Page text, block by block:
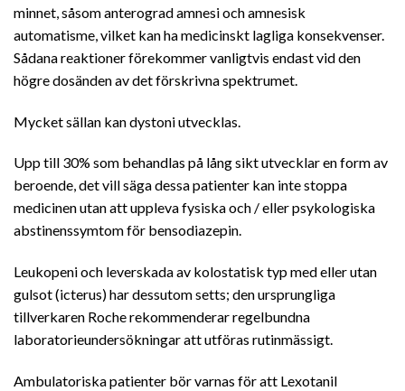
minnet, såsom anterograd amnesi och amnesisk
automatisme, vilket kan ha medicinskt lagliga konsekvenser.
Sådana reaktioner förekommer vanligtvis endast vid den
högre dosänden av det förskrivna spektrumet.
Mycket sällan kan dystoni utvecklas.
Upp till 30% som behandlas på lång sikt utvecklar en form av
beroende, det vill säga dessa patienter kan inte stoppa
medicinen utan att uppleva fysiska och / eller psykologiska
abstinenssymtom för bensodiazepin.
Leukopeni och leverskada av kolostatisk typ med eller utan
gulsot (icterus) har dessutom setts; den ursprungliga
tillverkaren Roche rekommenderar regelbundna
laboratorieundersökningar att utföras rutinmässigt.
Ambulatoriska patienter bör varnas för att Lexotanil